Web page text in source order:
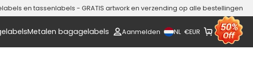
en tassenlabels - GRATIS artwork en verzending op alle bestellingen
Metalen bagagelabels Aanmelden NL €EUR